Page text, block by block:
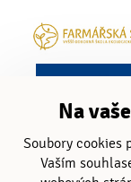
Na
Soubory cookies
Vaším